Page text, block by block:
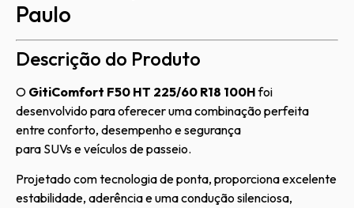
Paulo
Descrição do Produto
O GitiComfort F50 HT 225/60 R18 100Hfoi
desenvolvido para oferecer uma combinação perfeita
entre conforto, desempenho e segurança
para SUVs e veículos de passeio.
Projetado com tecnologia de ponta, proporciona excelente
estabilidade, aderência e uma condução silenciosa,